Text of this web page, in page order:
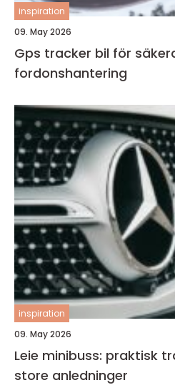
inspiration
09. May 2026
Gps tracker bil för
fordonshantering
inspiration
09. May 2026
Leie minibuss: praktisk
store anledninger